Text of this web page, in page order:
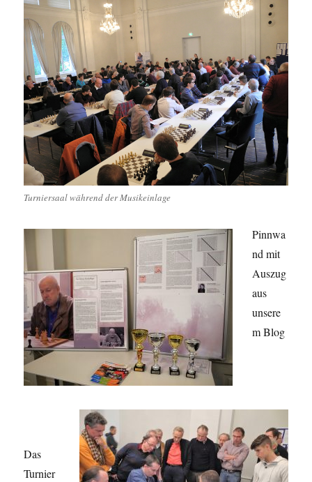
Turniersaal während der Musikeinlage
Pinnwa
nd mit
Auszug
aus
unsere
m Blog
Das
Turnier